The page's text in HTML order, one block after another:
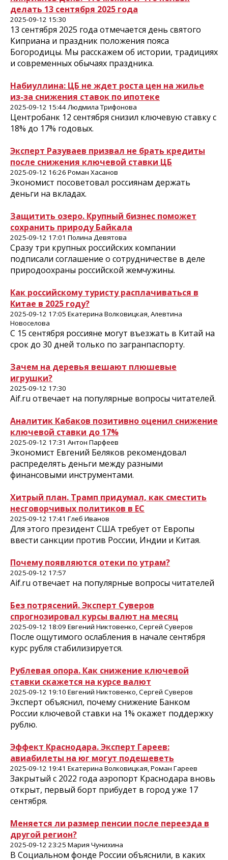
делать 13 сентября 2025 года
2025-09-12 15:30
13 сентября 2025 года отмечается день святого
Киприана и праздник положения пояса
Богородицы. Мы расскажем об истории, традициях
и современных обычаях праздника.
Набиуллина: ЦБ не ждет роста цен на жилье
из-за снижения ставок по ипотеке
2025-09-12 15:44 Людмила Трифонова
Центробанк 12 сентября снизил ключевую ставку с
18% до 17% годовых.
Эксперт Разуваев призвал не брать кредиты
после снижения ключевой ставки ЦБ
2025-09-12 16:26 Роман Хасанов
Экономист посоветовал россиянам держать
деньги на вкладах.
Защитить озеро. Крупный бизнес поможет
сохранить природу Байкала
2025-09-12 17:01 Полина Девятова
Сразу три крупных российских компании
подписали соглашение о сотрудничестве в деле
природоохраны российской жемчужины.
Как российскому туристу расплачиваться в
Китае в 2025 году?
2025-09-12 17:05 Екатерина Волковицкая, Алевтина
Новоселова
С 15 сентября россияне могут въезжать в Китай на
срок до 30 дней только по загранпаспорту.
Зачем на деревья вешают плюшевые
игрушки?
2025-09-12 17:30
Aif.ru отвечает на популярные вопросы читателей.
Аналитик Кабаков позитивно оценил снижение
ключевой ставки до 17%
2025-09-12 17:31 Антон Парфеев
Экономист Евгений Беляков рекомендовал
распределять деньги между разными
финансовыми инструментами.
Хитрый план. Трамп придумал, как сместить
несговорчивых политиков в ЕС
2025-09-12 17:41 Глеб Иванов
Для этого президент США требует от Европы
ввести санкции против России, Индии и Китая.
Почему появляются отеки по утрам?
2025-09-12 17:57
Aif.ru отвечает на популярные вопросы читателей
Без потрясений. Эксперт Суверов
спрогнозировал курсы валют на месяц
2025-09-12 18:09 Евгений Никтовенко, Сергей Суверов
После ощутимого ослабления в начале сентября
курс рубля стабилизируется.
Рублевая опора. Как снижение ключевой
ставки скажется на курсе валют
2025-09-12 19:10 Евгений Никтовенко, Сергей Суверов
Эксперт объяснил, почему снижение Банком
России ключевой ставки на 1% окажет поддержку
рублю.
Эффект Краснодара. Эксперт Гареев:
авиабилеты на юг могут подешеветь
2025-09-12 19:41 Екатерина Волковицкая, Роман Гареев
Закрытый с 2022 года аэропорт Краснодара вновь
открыт, первый борт прибудет в город уже 17
сентября.
Меняется ли размер пенсии после переезда в
другой регион?
2025-09-12 23:25 Мария Чунихина
В Социальном фонде России объяснили, в каких